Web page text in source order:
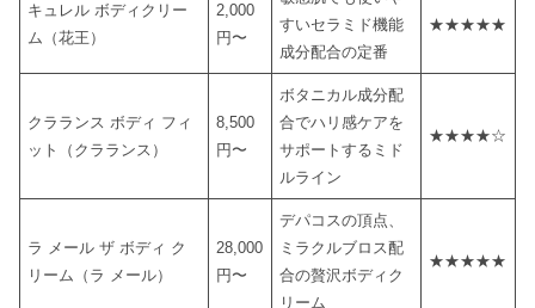
キュレル ボディクリー
ム（花王）
2,000
円〜
すいセラミド機能
成分配合の定番
★★★★★
クラランス ボディ フィ
ット（クラランス）
8,500
円〜
ボタニカル成分配
合でハリ感ケアを
サポートするミド
ルライン
★★★★☆
ラ メール ザ ボディ ク
リーム（ラ メール）
28,000
円〜
デパコスの頂点、
ミラクルブロス配
合の贅沢ボディク
リーム
★★★★★